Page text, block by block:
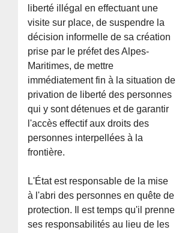
liberté illégal en effectuant une
visite sur place, de suspendre la
décision informelle de sa création
prise par le préfet des Alpes-
Maritimes, de mettre
immédiatement fin à la situation de
privation de liberté des personnes
qui y sont détenues et de garantir
l'accès effectif aux droits des
personnes interpellées à la
frontière.
L'État est responsable de la mise
à l'abri des personnes en quête de
protection. Il est temps qu'il prenne
ses responsabilités au lieu de les